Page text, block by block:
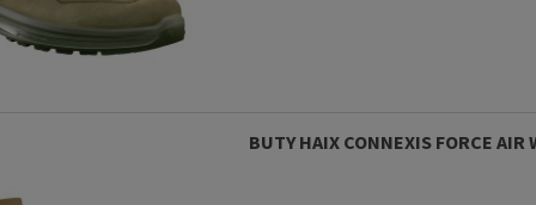
zł
BUTY HAIX CONNEXIS FORCE AIR